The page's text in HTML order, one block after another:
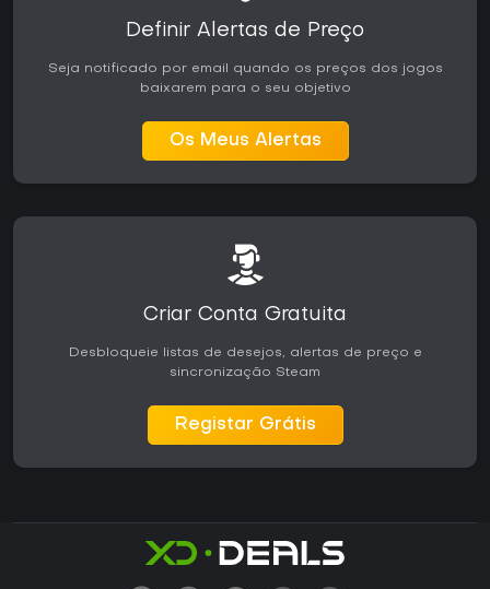
Definir Alertas de Preço
Seja notificado por email quando os preços dos jogos
baixarem para o seu objetivo
Os Meus Alertas
Criar Conta Gratuita
Desbloqueie listas de desejos, alertas de preço e
sincronização Steam
Registar Grátis